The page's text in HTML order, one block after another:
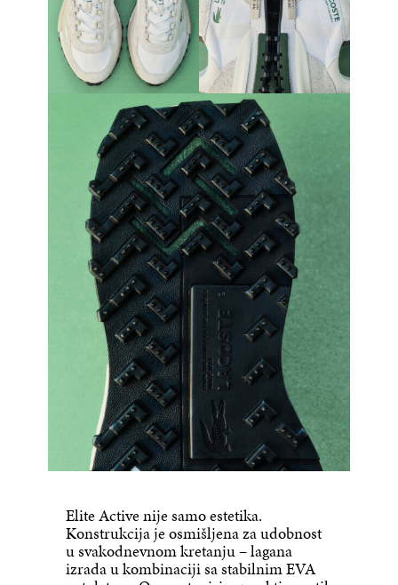
Elite Active nije samo estetika.
Konstrukcija je osmišljena za udobnost
u svakodnevnom kretanju – lagana
izrada u kombinaciji sa stabilnim EVA